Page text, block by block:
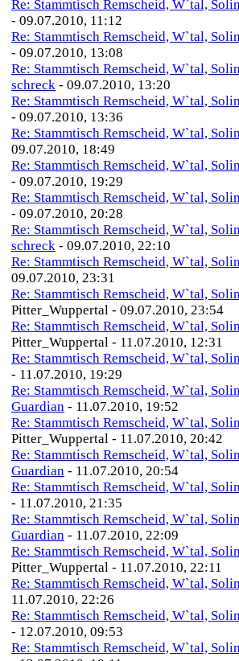
Re: Stammtisch Remscheid, W`tal,
- 09.07.2010, 11:12
Re: Stammtisch Remscheid, W`tal,
- 09.07.2010, 13:08
Re: Stammtisch Remscheid, W`tal,
schreck - 09.07.2010, 13:20
Re: Stammtisch Remscheid, W`tal,
- 09.07.2010, 13:36
Re: Stammtisch Remscheid, W`tal,
09.07.2010, 18:49
Re: Stammtisch Remscheid, W`tal,
- 09.07.2010, 19:29
Re: Stammtisch Remscheid, W`tal,
- 09.07.2010, 20:28
Re: Stammtisch Remscheid, W`tal,
schreck - 09.07.2010, 22:10
Re: Stammtisch Remscheid, W`tal,
09.07.2010, 23:31
Re: Stammtisch Remscheid, W`tal,
Pitter_Wuppertal - 09.07.2010, 23:54
Re: Stammtisch Remscheid, W`tal,
Pitter_Wuppertal - 11.07.2010, 12:31
Re: Stammtisch Remscheid, W`tal,
- 11.07.2010, 19:29
Re: Stammtisch Remscheid, W`tal,
Guardian - 11.07.2010, 19:52
Re: Stammtisch Remscheid, W`tal,
Pitter_Wuppertal - 11.07.2010, 20:42
Re: Stammtisch Remscheid, W`tal,
Guardian - 11.07.2010, 20:54
Re: Stammtisch Remscheid, W`tal,
- 11.07.2010, 21:35
Re: Stammtisch Remscheid, W`tal,
Guardian - 11.07.2010, 22:09
Re: Stammtisch Remscheid, W`tal,
Pitter_Wuppertal - 11.07.2010, 22:11
Re: Stammtisch Remscheid, W`tal,
11.07.2010, 22:26
Re: Stammtisch Remscheid, W`tal,
- 12.07.2010, 09:53
Re: Stammtisch Remscheid, W`tal,